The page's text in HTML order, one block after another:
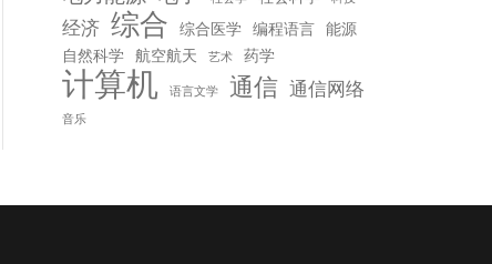
经济 综合 综合医学 编程语言 能源
自然科学 航空航天 艺术 药学
计算机 语言文学 通信 通信网络
音乐